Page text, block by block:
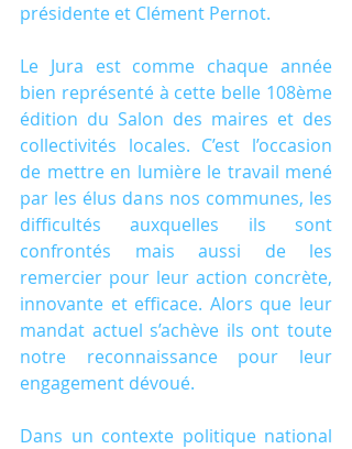
présidente et Clément Pernot.
Le Jura est comme chaque année
bien représenté à cette belle 108ème
édition du Salon des maires et des
collectivités locales. C’est l’occasion
de mettre en lumière le travail mené
par les élus dans nos communes, les
difficultés auxquelles ils sont
confrontés mais aussi de les
remercier pour leur action concrète,
innovante et efficace. Alors que leur
mandat actuel s’achève ils ont toute
notre reconnaissance pour leur
engagement dévoué.
Dans un contexte politique national